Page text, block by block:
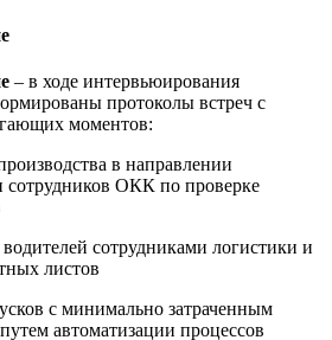
– в ходе интервьюирования
протоколы встреч с
моментов:
в направлении
сотрудников ОКК по проверке
сотрудниками логистики и
листов
с минимально затраченным
автоматизации процессов